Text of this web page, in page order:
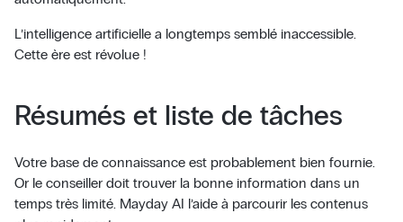
L’intelligence artificielle a longtemps semblé inaccessible.
Cette ère est révolue !
Résumés et liste de tâches
Votre base de connaissance est probablement bien fournie.
Or le conseiller doit trouver la bonne information dans un
temps très limité. Mayday AI l’aide à parcourir les contenus